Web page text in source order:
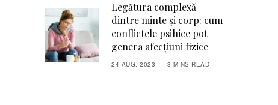
Legătura complexă
dintre minte și corp: cum
conflictele psihice pot
genera afecțiuni fizice
24 AUG. 2023 3 MINS READ